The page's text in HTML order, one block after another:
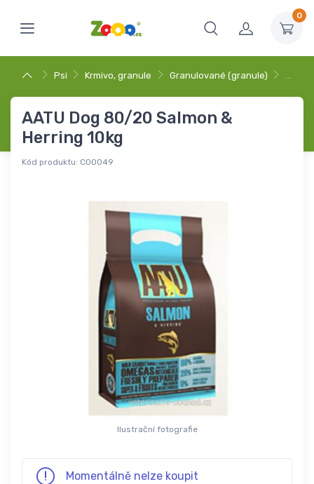
0
Psi Krmivo, granule Granulované (granule) …
AATU Dog 80/20 Salmon &
Herring 10kg
Kód produktu: C00049
Ilustrační fotografie
Momentálně nelze koupit